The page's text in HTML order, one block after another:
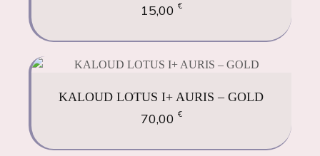
15,00 €
KALOUD LOTUS I+ AURIS – GOLD
70,00 €